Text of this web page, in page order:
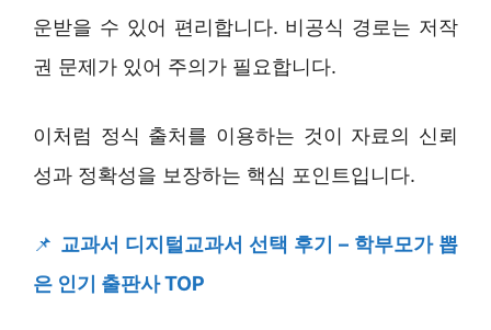
운받을 수 있어 편리합니다. 비공식 경로는 저작
권 문제가 있어 주의가 필요합니다.
이처럼 정식 출처를 이용하는 것이 자료의 신뢰
성과 정확성을 보장하는 핵심 포인트입니다.
📌 교과서 디지털교과서 선택 후기 – 학부모가 뽑
은 인기 출판사 TOP